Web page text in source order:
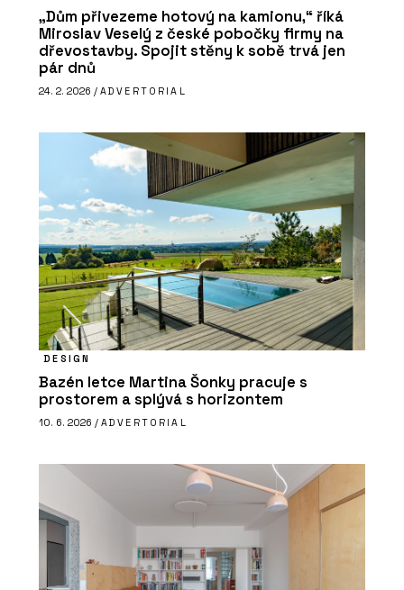
„Dům přivezeme hotový na kamionu,“ říká
Miroslav Veselý z české pobočky firmy na
dřevostavby. Spojit stěny k sobě trvá jen
pár dnů
24. 2. 2026 / ADVERTORIAL
DESIGN
Bazén letce Martina Šonky pracuje s
prostorem a splývá s horizontem
10. 6. 2026 / ADVERTORIAL